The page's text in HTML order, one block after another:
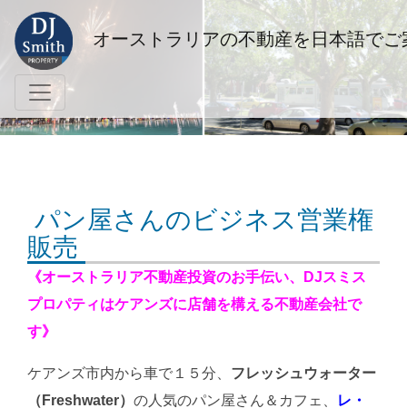
オーストラリアの不動産を日本語でご
パン屋さんのビジネス営業権
販売
《オーストラリア不動産投資のお手伝い、 DJスミス
プロパティはケアンズに店舗を構える不動産会社で
す》
ケアンズ市内から車で１５分、 フレッシュウォーター
（Freshwater） の人気のパン屋さん＆カフェ、
レ・